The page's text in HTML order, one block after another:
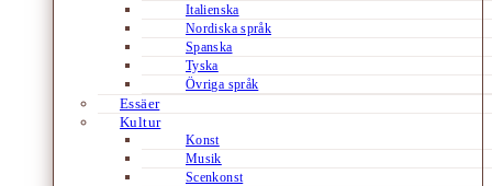
Italienska
Nordiska språk
Spanska
Tyska
Övriga språk
Essäer
Kultur
Konst
Musik
Scenkonst